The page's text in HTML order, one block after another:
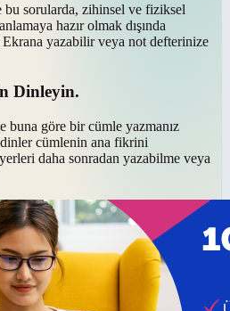
bu sorularda, zihinsel ve fiziksel
hazır olmak dışında
yazabilir veya not defterinize
Dinleyin.
buna göre bir cümle yazmanız
cümlenin ana fikrini
yerleri daha sonradan yazabilme veya